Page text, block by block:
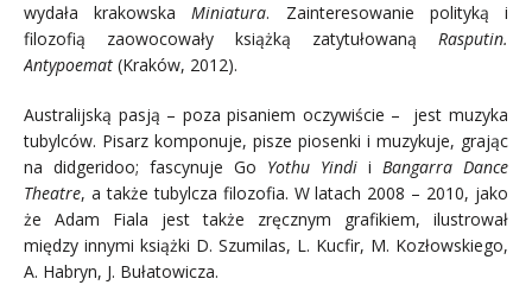
wydała krakowskaMiniatura. Zainteresowanie polityką i
filozofią zaowocowały książką zatytułowaną Rasputin.
Antypoemat (Kraków, 2012).
Australijską pasją – poza pisaniem oczywiście – jest muzyka
tubylców. Pisarz komponuje, pisze piosenki i muzykuje, grając
na didgeridoo; fascynuje Go Yothu Yindi i Bangarra Dance
Theatre, a także tubylcza filozofia. W latach 2008 – 2010, jako
że Adam Fiala jest także zręcznym grafikiem, ilustrował
między innymi książki D. Szumilas, L. Kucfir, M. Kozłowskiego,
A. Habryn, J. Bułatowicza.